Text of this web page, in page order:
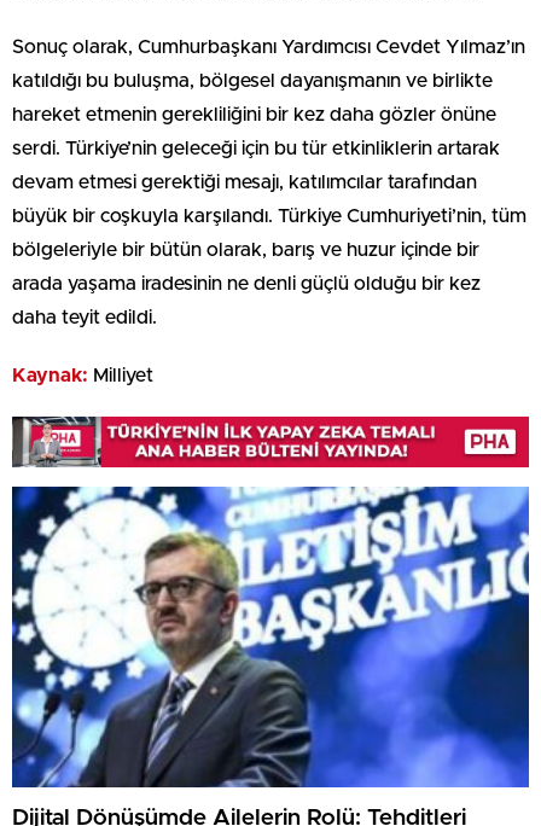
Sonuç olarak, Cumhurbaşkanı Yardımcısı Cevdet Yılmaz’ın
katıldığı bu buluşma, bölgesel dayanışmanın ve birlikte
hareket etmenin gerekliliğini bir kez daha gözler önüne
serdi. Türkiye’nin geleceği için bu tür etkinliklerin artarak
devam etmesi gerektiği mesajı, katılımcılar tarafından
büyük bir coşkuyla karşılandı. Türkiye Cumhuriyeti’nin, tüm
bölgeleriyle bir bütün olarak, barış ve huzur içinde bir
arada yaşama iradesinin ne denli güçlü olduğu bir kez
daha teyit edildi.
Kaynak: Milliyet
Dijital Dönüşümde Ailelerin Rolü: Tehditleri